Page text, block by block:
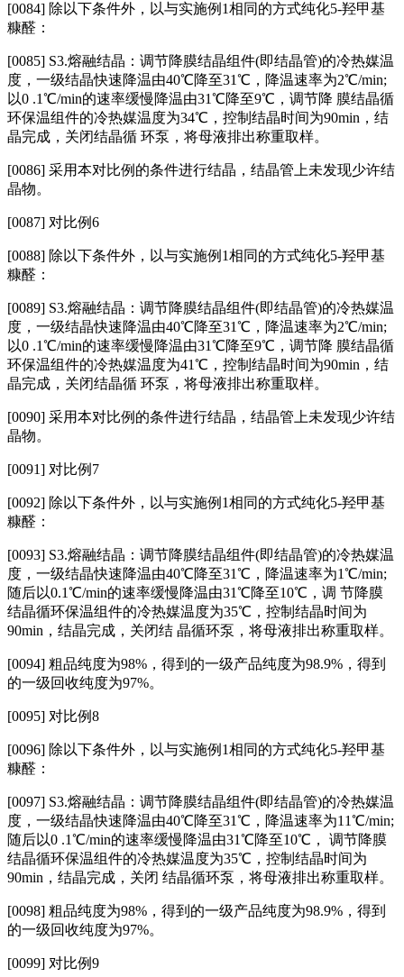
[0084] 除以下条件外，以与实施例1相同的方式纯化5‑羟甲基
糠醛：
[0085] S3.熔融结晶：调节降膜结晶组件(即结晶管)的冷热媒温
度，一级结晶快速降温由40℃降至31℃，降温速率为2℃/min;
以0 .1℃/min的速率缓慢降温由31℃降至9℃，调节降 膜结晶循
环保温组件的冷热媒温度为34℃，控制结晶时间为90min，结
晶完成，关闭结晶循 环泵，将母液排出称重取样。
[0086] 采用本对比例的条件进行结晶，结晶管上未发现少许结
晶物。
[0087] 对比例6
[0088] 除以下条件外，以与实施例1相同的方式纯化5‑羟甲基
糠醛：
[0089] S3.熔融结晶：调节降膜结晶组件(即结晶管)的冷热媒温
度，一级结晶快速降温由40℃降至31℃，降温速率为2℃/min;
以0 .1℃/min的速率缓慢降温由31℃降至9℃，调节降 膜结晶循
环保温组件的冷热媒温度为41℃，控制结晶时间为90min，结
晶完成，关闭结晶循 环泵，将母液排出称重取样。
[0090] 采用本对比例的条件进行结晶，结晶管上未发现少许结
晶物。
[0091] 对比例7
[0092] 除以下条件外，以与实施例1相同的方式纯化5‑羟甲基
糠醛：
[0093] S3.熔融结晶：调节降膜结晶组件(即结晶管)的冷热媒温
度，一级结晶快速降温由40℃降至31℃，降温速率为1℃/min;
随后以0.1℃/min的速率缓慢降温由31℃降至10℃，调 节降膜
结晶循环保温组件的冷热媒温度为35℃，控制结晶时间为
90min，结晶完成，关闭结 晶循环泵，将母液排出称重取样。
[0094] 粗品纯度为98%，得到的一级产品纯度为98.9%，得到
的一级回收纯度为97%。
[0095] 对比例8
[0096] 除以下条件外，以与实施例1相同的方式纯化5‑羟甲基
糠醛：
[0097] S3.熔融结晶：调节降膜结晶组件(即结晶管)的冷热媒温
度，一级结晶快速降温由40℃降至31℃，降温速率为11℃/min;
随后以0 .1℃/min的速率缓慢降温由31℃降至10℃， 调节降膜
结晶循环保温组件的冷热媒温度为35℃，控制结晶时间为
90min，结晶完成，关闭 结晶循环泵，将母液排出称重取样。
[0098] 粗品纯度为98%，得到的一级产品纯度为98.9%，得到
的一级回收纯度为97%。
[0099] 对比例9